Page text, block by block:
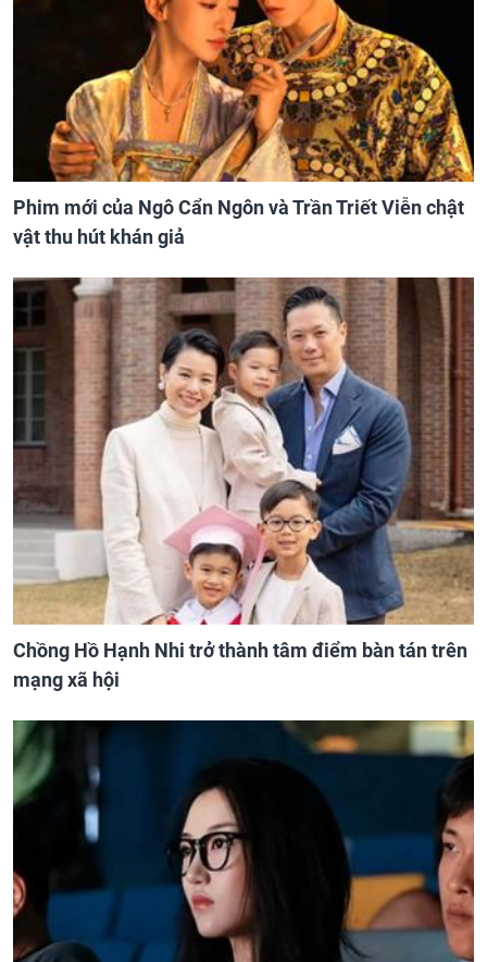
Phim mới của Ngô Cẩn Ngôn và Trần Triết Viễn chật
vật thu hút khán giả
Chồng Hồ Hạnh Nhi trở thành tâm điểm bàn tán trên
mạng xã hội